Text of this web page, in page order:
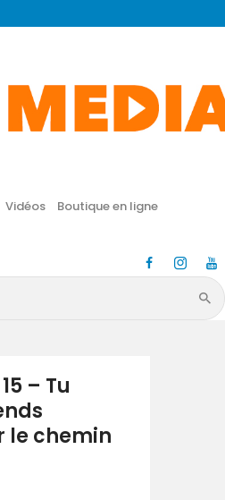
Vidéos
Boutique en ligne
MÉDIA
en JESUS !
Accueil
en ligne
aider
– Tu
le chemin